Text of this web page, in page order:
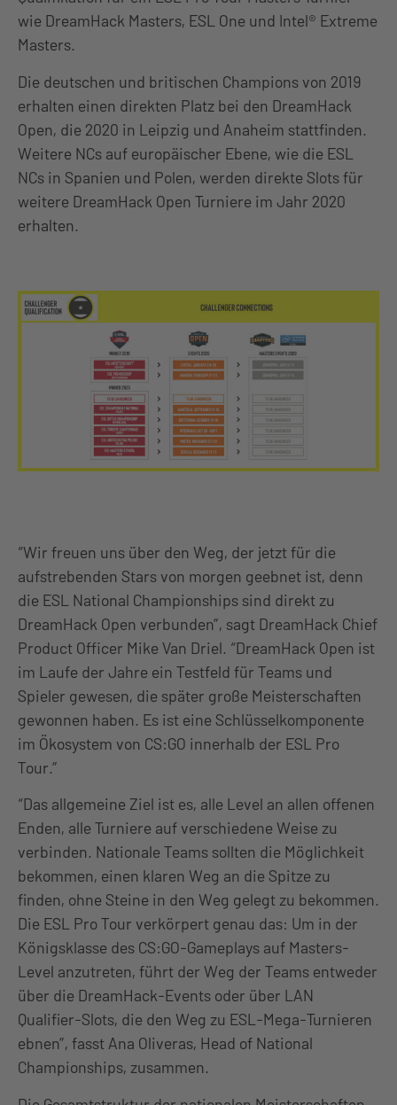
wie DreamHack Masters, ESL One und Intel® Extreme
Masters.
Die deutschen und britischen Champions von 2019
erhalten einen direkten Platz bei den DreamHack
Open, die 2020 in Leipzig und Anaheim stattfinden.
Weitere NCs auf europäischer Ebene, wie die ESL
NCs in Spanien und Polen, werden direkte Slots für
weitere DreamHack Open Turniere im Jahr 2020
erhalten.
“Wir freuen uns über den Weg, der jetzt für die
aufstrebenden Stars von morgen geebnet ist, denn
die ESL National Championships sind direkt zu
DreamHack Open verbunden”, sagt DreamHack Chief
Product Officer Mike Van Driel. “DreamHack Open ist
im Laufe der Jahre ein Testfeld für Teams und
Spieler gewesen, die später große Meisterschaften
gewonnen haben. Es ist eine Schlüsselkomponente
im Ökosystem von CS:GO innerhalb der ESL Pro
Tour.”
“Das allgemeine Ziel ist es, alle Level an allen offenen
Enden, alle Turniere auf verschiedene Weise zu
verbinden. Nationale Teams sollten die Möglichkeit
bekommen, einen klaren Weg an die Spitze zu
finden, ohne Steine in den Weg gelegt zu bekommen.
Die ESL Pro Tour verkörpert genau das: Um in der
Königsklasse des CS:GO-Gameplays auf Masters-
Level anzutreten, führt der Weg der Teams entweder
über die DreamHack-Events oder über LAN
Qualifier-Slots, die den Weg zu ESL-Mega-Turnieren
ebnen”, fasst Ana Oliveras, Head of National
Championships, zusammen.